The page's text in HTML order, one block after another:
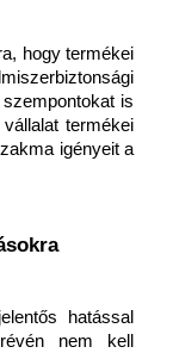
hogy termékei
is
termékei
igényeit a
hatással
nem kell